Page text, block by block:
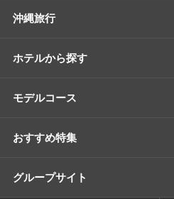
沖縄旅行
ホテルから探す
モデルコース
おすすめ特集
グループサイト